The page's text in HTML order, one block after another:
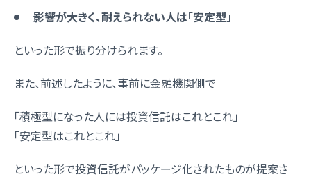
影響が大きく、耐えられない人は「安定型」
といった形で振り分けられます。
また、前述したように、事前に金融機関側で
「積極型になった人には投資信託はこれとこれ」
「安定型はこれとこれ」
といった形で投資信託がパッケージ化されたものが提案さ